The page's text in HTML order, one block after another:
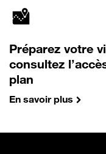
Préparez votre
consultez
plan
En savoir plus